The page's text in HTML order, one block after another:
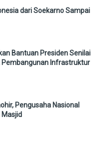
dari Soekarno Sampai
Bantuan Presiden Senilai
Pembangunan Infrastruktur
Pengusaha Nasional
Masjid